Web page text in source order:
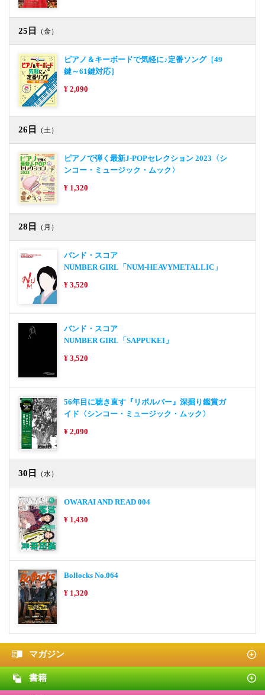
25日 （金）
ピアノ＆キーボードで気軽に♪定番ソング［49
鍵～61鍵対応］
¥ 2,090
26日 （土）
ピアノで弾く最新J-POPセレクション 2023〈シ
ンコー・ミュージック・ムック〉
¥ 1,320
28日 （月）
バンド・スコア
NUMBER GIRL「NUM-HEAVYMETALLIC」
¥ 3,520
バンド・スコア
NUMBER GIRL「SAPPUKEI」
¥ 3,520
56年目に聴き直す『リボルバー』深掘り鑑賞ガ
イド〈シンコー・ミュージック・ムック〉
¥ 2,090
30日 （水）
OWARAI AND READ 004
¥ 1,430
Bollocks No.064
¥ 1,320
マガジン
書籍